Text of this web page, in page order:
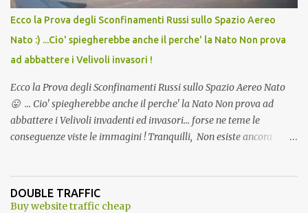
Ecco la Prova degli Sconfinamenti Russi sullo Spazio Aereo
Nato :) ...Cio' spiegherebbe anche il perche' la Nato Non prova
ad abbattere i Velivoli invasori !
Ecco la Prova degli Sconfinamenti Russi sullo Spazio Aereo Nato
😛 ... Cio' spiegherebbe anche il perche' la Nato Non prova ad
abbattere i Velivoli invadenti ed invasori... forse ne teme le
conseguenze viste le immagini ! Tranquilli, Non esiste ancora
ancora una fantasia Nato o forse una "False Flag", per provocare
una guerra mondiale che difficilmente da menti sane, potrebbe
DOUBLE TRAFFIC
Buy website traffic cheap